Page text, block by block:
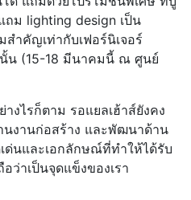
ถม lighting design เป็น
ำคัญเท่ากับเฟอร์นิเจอร์
นั้น (15-18 มีนาคมนี้ ณ ศูนย์
างไรก็ตาม รอแยลเฮ้าส์ยังคง
นงานก่อสร้าง และพัฒนาด้าน
นและเอกลักษณ์ที่ทำให้ได้รับ
ว่าเป็นจุดแข็งของเรา